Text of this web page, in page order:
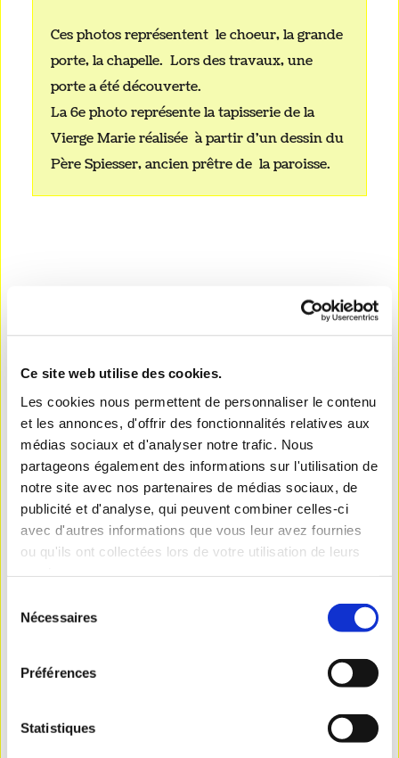
Ce site web utilise des cookies.
Les cookies nous permettent de personnaliser le contenu
et les annonces, d'offrir des fonctionnalités relatives aux
médias sociaux et d'analyser notre trafic. Nous
partageons également des informations sur l'utilisation de
notre site avec nos partenaires de médias sociaux, de
publicité et d'analyse, qui peuvent combiner celles-ci
avec d'autres informations que vous leur avez fournies
ou qu'ils ont collectées lors de votre utilisation de leurs
Nécessaires
Préférences
Statistiques
Ces photos représentent le choeur, la grande
porte, la chapelle. Lors des travaux, une
porte a été découverte.
La 6e photo représente la tapisserie de la
Vierge Marie réalisée à partir d'un dessin du
Père Spiesser, ancien prêtre de la paroisse.